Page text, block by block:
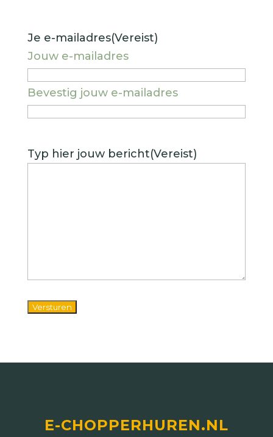
Je e-mailadres(Vereist)
Jouw e-mailadres
Bevestig jouw e-mailadres
Typ hier jouw bericht(Vereist)
E-CHOPPERHUREN.NL